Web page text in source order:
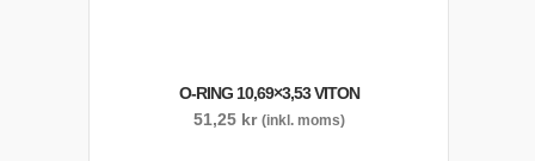
O-RING 10,69×3,53 VITON
51,25 kr (inkl. moms)